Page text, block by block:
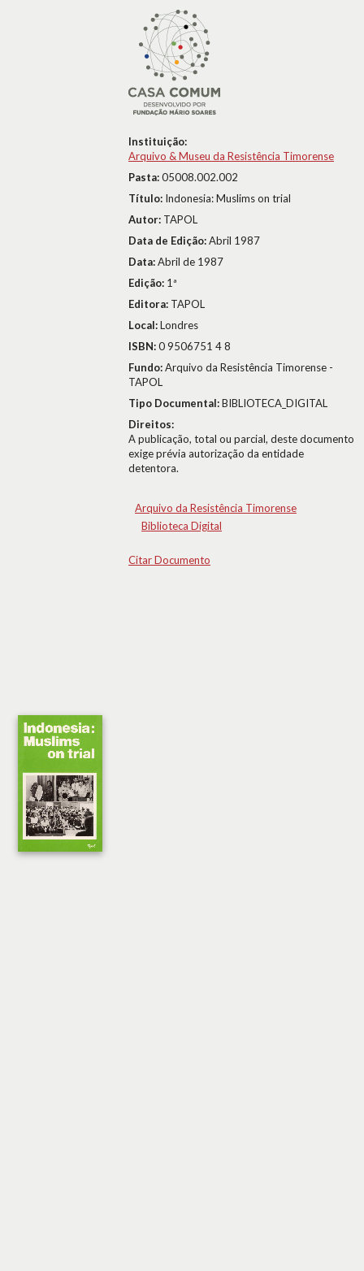
Instituição:
Arquivo & Museu da Resistência Timorense
Pasta:05008.002.002
Título: Indonesia: Muslims on trial
Autor: TAPOL
Data de Edição:Abril 1987
Data:Abril de 1987
Edição: 1ª
Editora: TAPOL
Local:Londres
ISBN:0 9506751 4 8
Fundo:Arquivo da Resistência Timorense -
TAPOL
Tipo Documental:BIBLIOTECA_DIGITAL
Direitos:
A publicação, total ou parcial, deste documento
exige prévia autorização da entidade
detentora.
Arquivo da Resistência Timorense
Biblioteca Digital
Citar Documento